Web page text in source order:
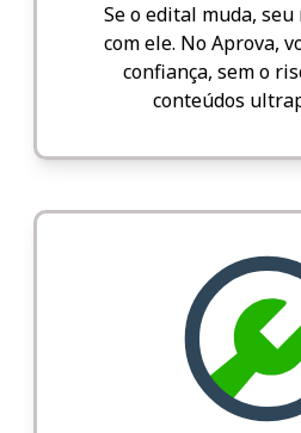
Se o edital muda,
com ele. No Aprova,
confiança, sem o
conteúdos